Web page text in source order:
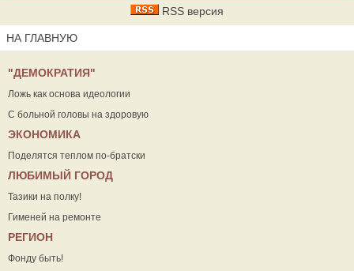
RSS версия
НА ГЛАВНУЮ
"ДЕМОКРАТИЯ"
Ложь как основа идеологии
С больной головы на здоровую
ЭКОНОМИКА
Поделятся теплом по-братски
ЛЮБИМЫЙ ГОРОД
Тазики на полку!
Гименей на ремонте
РЕГИОН
Фонду быть!